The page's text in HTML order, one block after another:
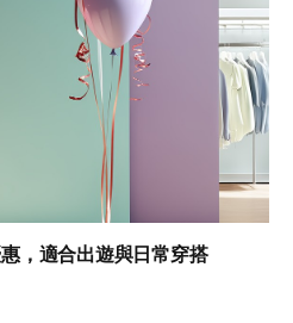
，適合出遊與日常穿搭